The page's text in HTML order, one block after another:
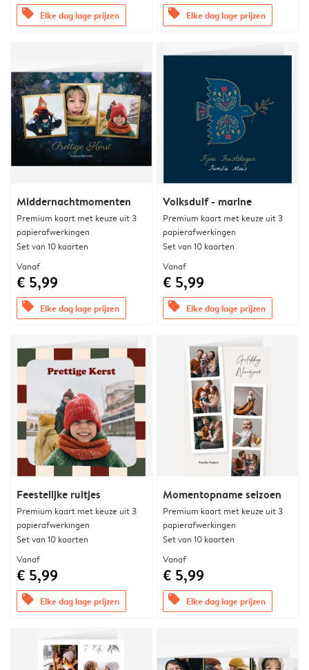
offers Elke dag lage prijzen offers Elke dag lage prijzen
Middernachtmomenten
Premium kaart met keuze uit 3
papierafwerkingen
Set van 10 kaarten
Vanaf
€ 5,99
offers Elke dag lage prijzen
Volksduif - marine
Premium kaart met keuze uit 3
papierafwerkingen
Set van 10 kaarten
Vanaf
€ 5,99
offers Elke dag lage prijzen
Feestelijke ruitjes
Premium kaart met keuze uit 3
papierafwerkingen
Set van 10 kaarten
Vanaf
€ 5,99
offers Elke dag lage prijzen
Momentopname seizoen
Premium kaart met keuze uit 3
papierafwerkingen
Set van 10 kaarten
Vanaf
€ 5,99
offers Elke dag lage prijzen